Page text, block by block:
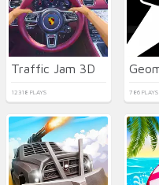
Traffic Jam 3D
12318 PLAYS 786 PLAYS